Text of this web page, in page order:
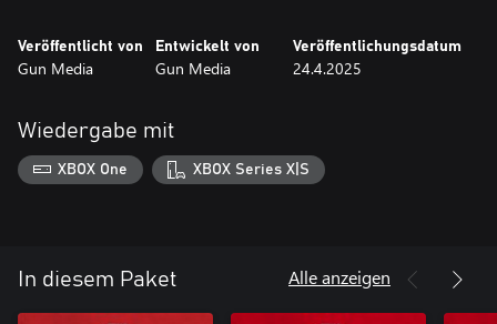
Veröffentlicht von
Gun Media
Entwickelt von
Gun Media
Veröffentlichungsdatum
24.4.2025
Wiedergabe mit
XBOX One XBOX Series X|S
In diesem Paket Alle anzeigen